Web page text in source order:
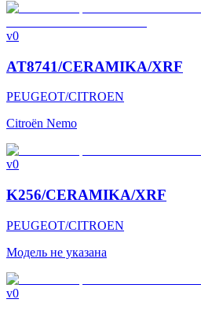
v0
AT8741/CERAMIKA/XRF
PEUGEOT/CITROEN
Citroën Nemo
v0
K256/CERAMIKA/XRF
PEUGEOT/CITROEN
Модель не указана
v0